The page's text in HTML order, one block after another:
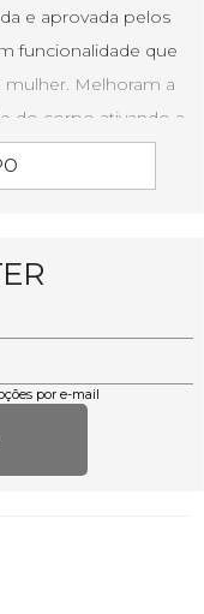
e aprovada pelos
funcionalidade que
Melhoram a
do corpo ativando a
trazendo sensação
por e-mail